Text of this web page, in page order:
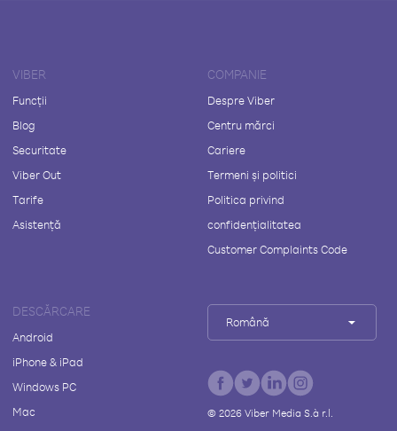
VIBER
Funcții
Blog
Securitate
Viber Out
Tarife
Asistență
COMPANIE
Despre Viber
Centru mărci
Cariere
Termeni și politici
Politica privind
confidențialitatea
Customer Complaints Code
DESCĂRCARE
Android
iPhone & iPad
Windows PC
Mac
Română
© 2026Viber Media S.à r.l.